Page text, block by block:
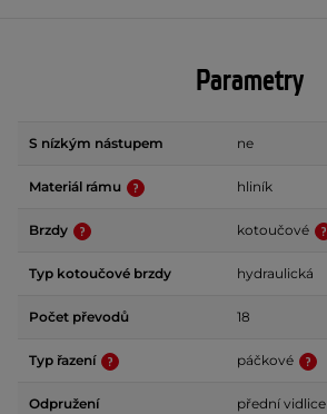
Parametry
S nízkým nástupem ne
Materiál rámu hliník
Brzdy kotoučové
Typ kotoučové brzdy hydraulická
Počet převodů 18
Typ řazení páčkové
Odpružení přední vidlice